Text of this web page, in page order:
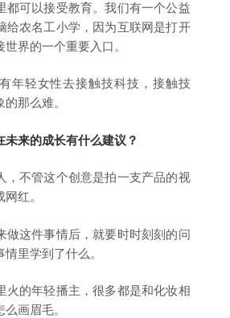
都可以接受教育。我们有一个公益
给农名工小学，因为互联网是打开
界的一个重要入口。
年轻女性去接触技科技，接触技
那么难。
未来的成长有什么建议？
，不管这个创意是拍一支产品的视
红。
做这件事情后，就要时时刻刻的问
里学到了什么。
火的年轻播主，很多都是和化妆相
画眉毛。